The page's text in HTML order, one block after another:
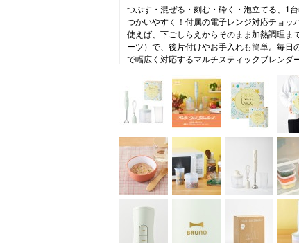
つぶす・混ぜる・刻む・砕く・泡立てる、1
つかいやすく！付属の電子レンジ対応チョッ
使えば、下ごしらえからそのまま加熱調理ま
ーツ）で、後片付けやお手入れも簡単。毎日
で幅広く対応するマルチスティックブレンダ